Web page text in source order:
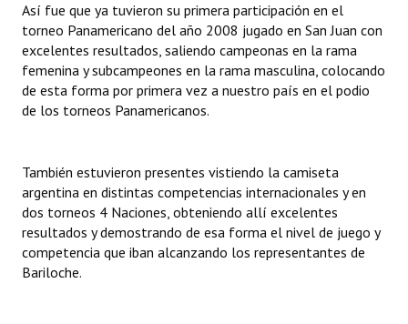
Así fue que ya tuvieron su primera participación en el
torneo Panamericano del año 2008 jugado en San Juan con
excelentes resultados, saliendo campeonas en la rama
femenina y subcampeones en la rama masculina, colocando
de esta forma por primera vez a nuestro país en el podio
de los torneos Panamericanos.
También estuvieron presentes vistiendo la camiseta
argentina en distintas competencias internacionales y en
dos torneos 4 Naciones, obteniendo allí excelentes
resultados y demostrando de esa forma el nivel de juego y
competencia que iban alcanzando los representantes de
Bariloche.